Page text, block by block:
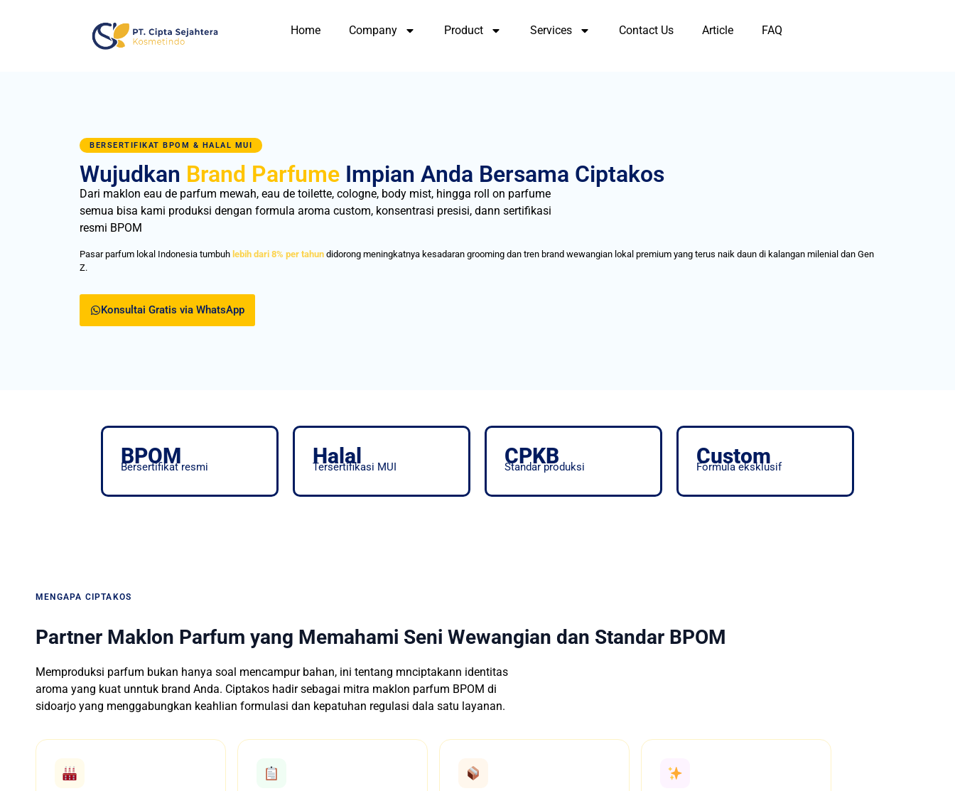
Home Company Product Services Contact Us Article FAQ
BERSERTIFIKAT BPOM & HALAL MUI
Wujudkan Brand Parfume Impian Anda Bersama Ciptakos
Dari maklon eau de parfum mewah, eau de toilette, cologne, body mist, hingga roll on parfume
semua bisa kami produksi dengan formula aroma custom, konsentrasi presisi, dann sertifikasi
resmi BPOM
Pasar parfum lokal Indonesia tumbuh lebih dari 8% per tahun didorong meningkatnya kesadaran grooming dan tren brand wewangian lokal premium yang terus naik daun di kalangan milenial dan Gen
Z.
Konsultai Gratis via WhatsApp
BPOM
Bersertifikat resmi Halal
Tersertifikasi MUI CPKB
Standar produksi Custom
Formula eksklusif
MENGAPA CIPTAKOS
Partner Maklon Parfum yang Memahami Seni Wewangian dan Standar BPOM
Memproduksi parfum bukan hanya soal mencampur bahan, ini tentang mnciptakann identitas
aroma yang kuat unntuk brand Anda. Ciptakos hadir sebagai mitra maklon parfum BPOM di
sidoarjo yang menggabungkan keahlian formulasi dan kepatuhan regulasi dala satu layanan.